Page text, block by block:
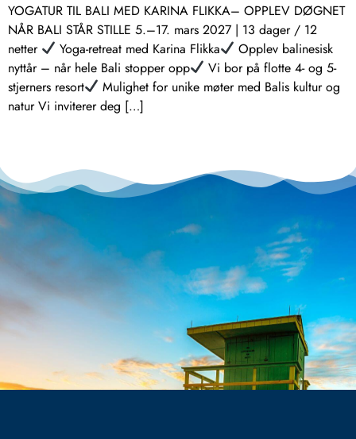
YOGATUR TIL BALI MED KARINA FLIKKA– OPPLEV DØGNET
NÅR BALI STÅR STILLE 5.–17. mars 2027 | 13 dager / 12
netter
Yoga-retreat med Karina Flikka
Opplev balinesisk
nyttår – når hele Bali stopper opp
Vi bor på flotte 4- og 5-
stjerners resort
Mulighet for unike møter med Balis kultur og
natur Vi inviterer deg […]